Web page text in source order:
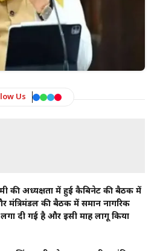
Us
की अध्यक्षता में हुई कैबिनेट की बैठक में
मंत्रिमंडल की बैठक में समान नागरिक
दी गई है और इसी माह लागू किया